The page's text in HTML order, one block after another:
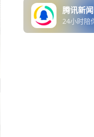
腾讯新
24小时陪